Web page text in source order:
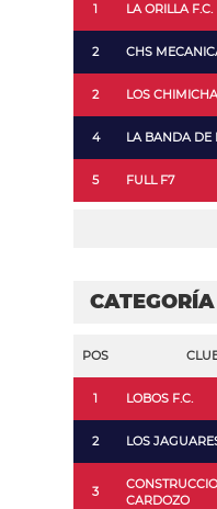
1 LA ORILLA F.C.
2 CHS
2 LOS
4 LA BANDA DE
5 FULL F7
POS
1 LOBOS F.C.
2 LOS
3
CARDOZO